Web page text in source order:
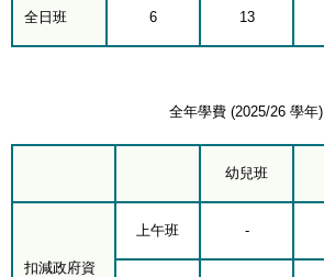
全日班 6 13
全年學費 (2025/26 學年)
幼兒班
扣減政府資
上午班 -